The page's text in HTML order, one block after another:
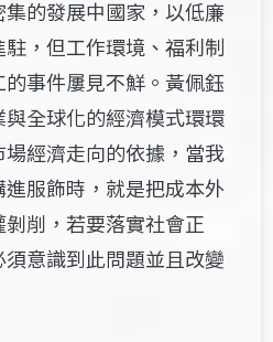
的發展中國家，以低廉
，但工作環境、福利制
事件屢見不鮮。黃佩鈺
全球化的經濟模式環環
經濟走向的依據，當我
服飾時，就是把成本外
削，若要落實社會正
意識到此問題並且改變